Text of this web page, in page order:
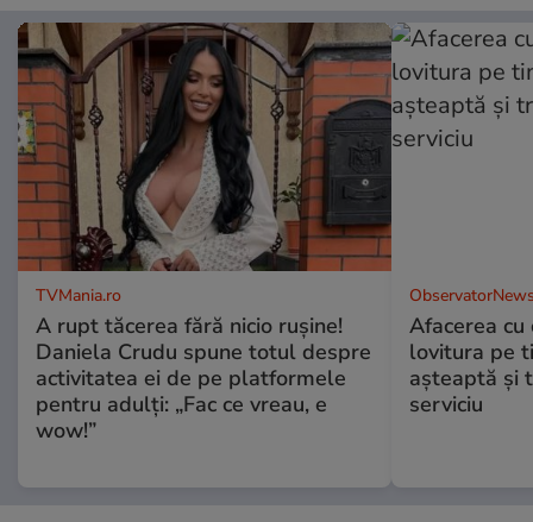
TVMania.ro
A rupt tăcerea fără nicio rușine!
Daniela Crudu spune totul despre
activitatea ei de pe platformele
pentru adulți: „Fac ce vreau, e
wow!”
Afacerea
lovitura pe
aşteaptă şi
serviciu